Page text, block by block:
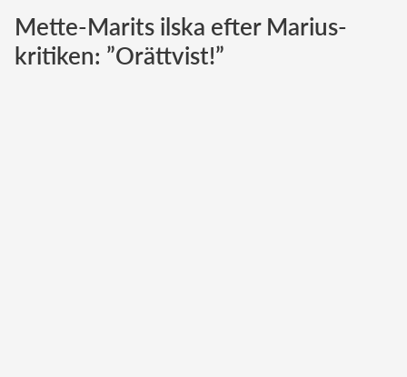
Norska kungahuset
Danska kungahuset
Mette-Marits ilska efter Marius-
kritiken: ”Orättvist!”